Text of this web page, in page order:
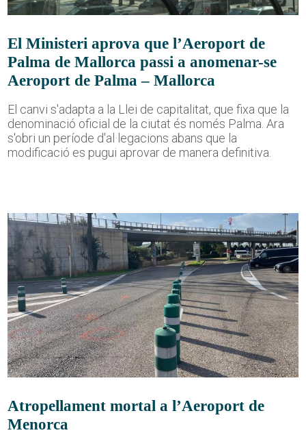
El Ministeri aprova que l’Aeroport de
Palma de Mallorca passi a anomenar-se
Aeroport de Palma – Mallorca
El canvi s'adapta a la Llei de capitalitat, que fixa que la
denominació oficial de la ciutat és només Palma. Ara
s'obri un període d'al·legacions abans que la
modificació es pugui aprovar de manera definitiva.
Atropellament mortal a l’Aeroport de
Menorca